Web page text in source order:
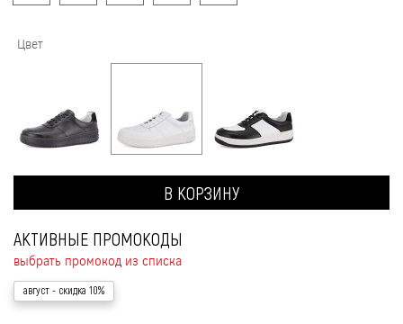
Цвет
В КОРЗИНУ
АКТИВНЫЕ ПРОМОКОДЫ
выбрать промокод из списка
август - скидка 10%